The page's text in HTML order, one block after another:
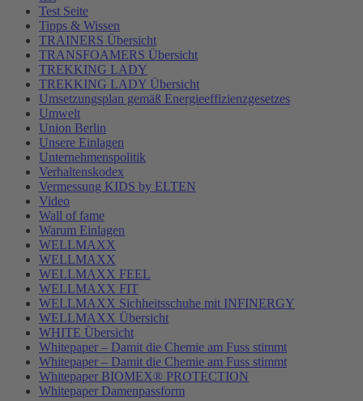
Test Seite
Tipps & Wissen
TRAINERS Übersicht
TRANSFOAMERS Übersicht
TREKKING LADY
TREKKING LADY Übersicht
Umsetzungsplan gemäß Energieeffizienzgesetzes
Umwelt
Union Berlin
Unsere Einlagen
Unternehmenspolitik
Verhaltenskodex
Vermessung KIDS by ELTEN
Video
Wall of fame
Warum Einlagen
WELLMAXX
WELLMAXX
WELLMAXX FEEL
WELLMAXX FIT
WELLMAXX Sichheitsschuhe mit INFINERGY
WELLMAXX Übersicht
WHITE Übersicht
Whitepaper – Damit die Chemie am Fuss stimmt
Whitepaper – Damit die Chemie am Fuss stimmt
Whitepaper BIOMEX® PROTECTION
Whitepaper Damenpassform